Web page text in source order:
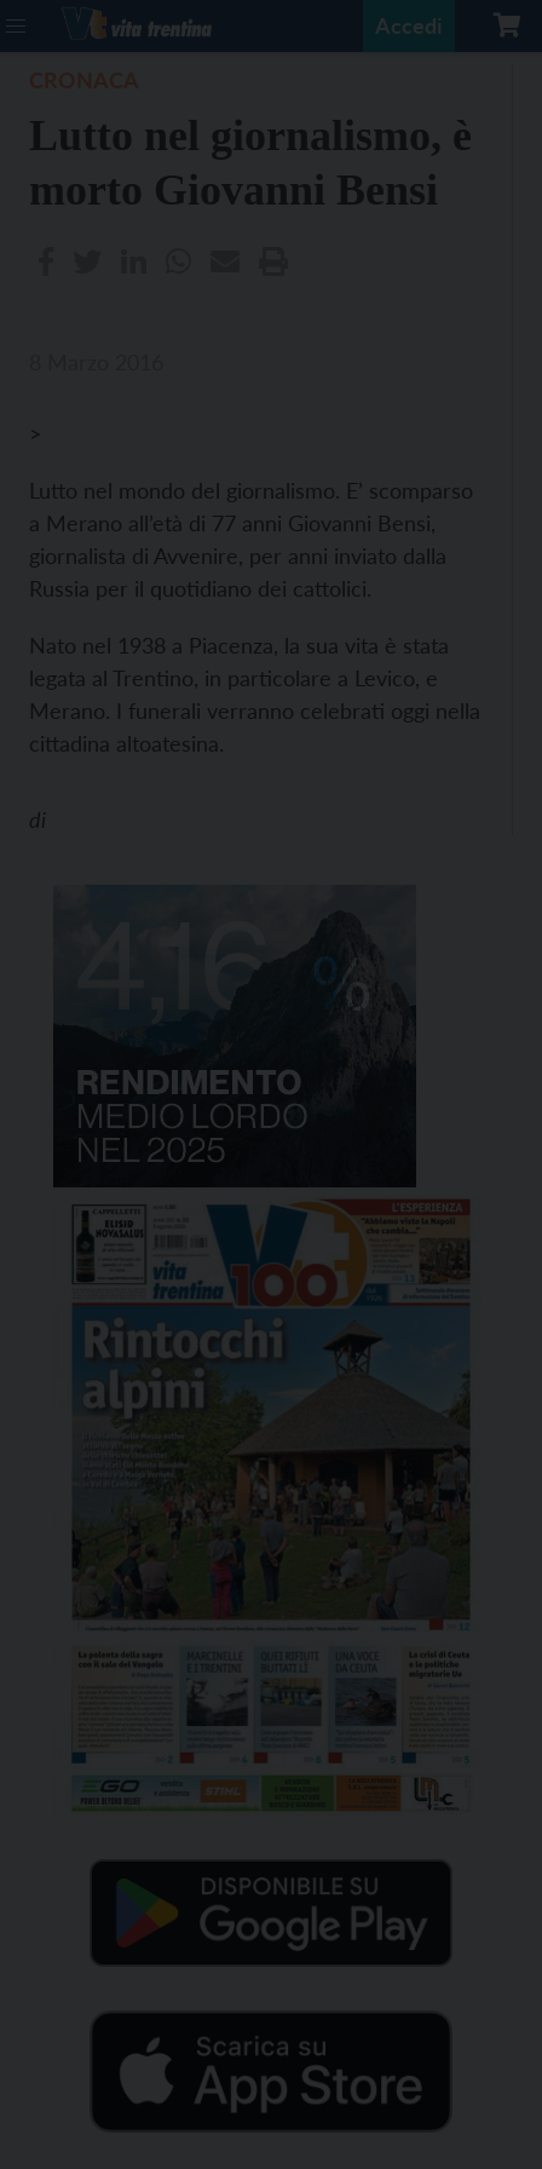
Accedi
Lutto nel giornalismo, è
morto Giovanni Bensi
>
Lutto nel mondo del giornalismo. E’ scomparso
a Merano all’età di 77 anni Giovanni Bensi,
giornalista di Avvenire, per anni inviato dalla
Russia per il quotidiano dei cattolici.
Nato nel 1938 a Piacenza, la sua vita è stata
legata al Trentino, in particolare a Levico, e
Merano. I funerali verranno celebrati oggi nella
cittadina altoatesina.
di